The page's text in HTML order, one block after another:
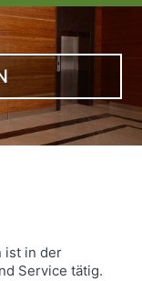
ist in der
Service tätig.